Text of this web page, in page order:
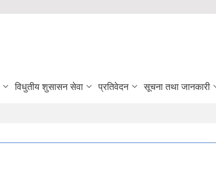
विधुतीय शुसासन सेवा प्रतिवेदन सूचना तथा जानकारी